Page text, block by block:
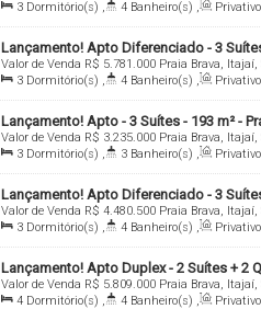
Catarina, Brasil
3 Dormitório(s) , 4 Banheiro(s) ,
152.00m² , 1 Sala(s) , 3 Suíte(s) , 3
Útil:
m²
Lançamento! Apto Diferenciado - 3
Ampla Área de Lazer - 258 m² - Praia
Itajaí/SC
R$ 5.781.000
Valor de Venda
Praia Brava, Itajaí,
Catarina, Brasil
3 Dormitório(s) , 4 Banheiro(s) ,
258.00m² , 1 Sala(s) , 3 Suíte(s) , Total:
Vaga(s) Útil: 258 .00 m²
Lançamento! Apto - 3 Suítes - 193 m² -
Brava - Itajaí/SC
R$ 3.235.000
Valor de Venda
Praia Brava, Itajaí,
Catarina, Brasil
3 Dormitório(s) , 3 Banheiro(s) ,
162.00m² , 1 Sala(s) , 3 Suíte(s) , 2
Lançamento! Apto Diferenciado - 3
m² - Praia Brava - Itajaí/SC
R$ 4.480.500
Valor de Venda
Praia Brava, Itajaí,
Catarina, Brasil
3 Dormitório(s) , 4 Banheiro(s) ,
179.00m² , 1 Sala(s) , 3 Suíte(s) , 3
Útil:
m²
Lançamento! Apto Duplex - 2 Suítes + 2
m² - Praia Brava - Itajaí/SC
R$ 5.809.000
Valor de Venda
Praia Brava, Itajaí,
Catarina, Brasil
4 Dormitório(s) , 4 Banheiro(s) ,